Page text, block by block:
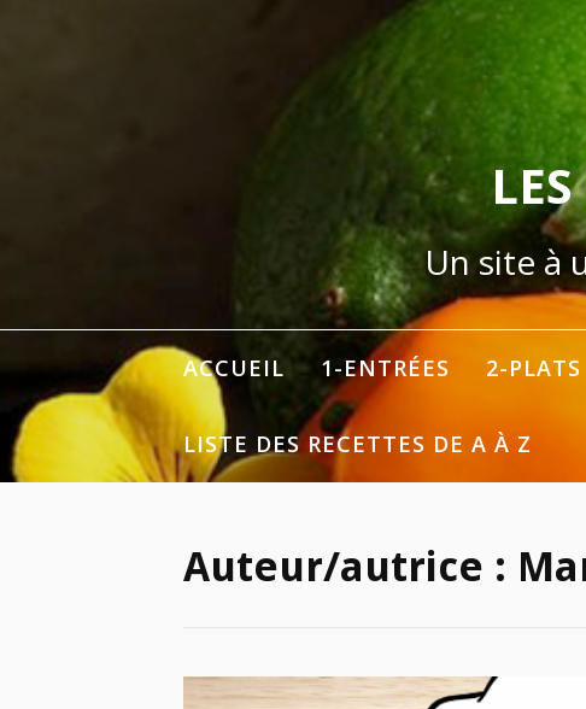
Un site à
ACCUEIL 1-ENTRÉES 2-PLATS
LISTE DES RECETTES DE A À Z
Auteur/autrice :